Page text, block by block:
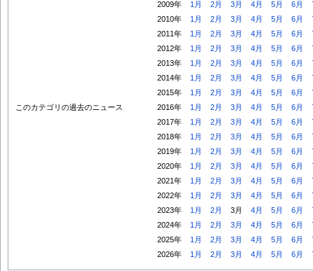
このカテゴリの過去のニュース
2009年 1月 2月 3月 4月 5月 6月
2010年
1月 2月 3月 4月 5月 6月
2011年
1月 2月 3月 4月 5月 6月
2012年
1月 2月 3月 4月 5月 6月
2013年
1月 2月 3月 4月 5月 6月
2014年
1月 2月 3月 4月 5月 6月
2015年
1月 2月 3月 4月 5月 6月
2016年
1月 2月 3月 4月 5月 6月
2017年
1月 2月 3月 4月 5月 6月
2018年
1月 2月 3月 4月 5月 6月
2019年
1月 2月 3月 4月 5月 6月
2020年
1月 2月 3月 4月 5月 6月
2021年
1月 2月 3月 4月 5月 6月
2022年
1月 2月 3月 4月 5月 6月
2023年
1月 2月 3月 4月 5月 6月
2024年
1月 2月 3月 4月 5月 6月
2025年
1月 2月 3月 4月 5月 6月
2026年
1月 2月 3月 4月 5月 6月